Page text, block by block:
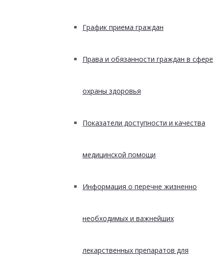
График приема граждан
Права и обязанности граждан в сфере
охраны здоровья
Показатели доступности и качества
медицинской помощи
Информация о перечне жизненно
необходимых и важнейших
лекарственных препаратов для